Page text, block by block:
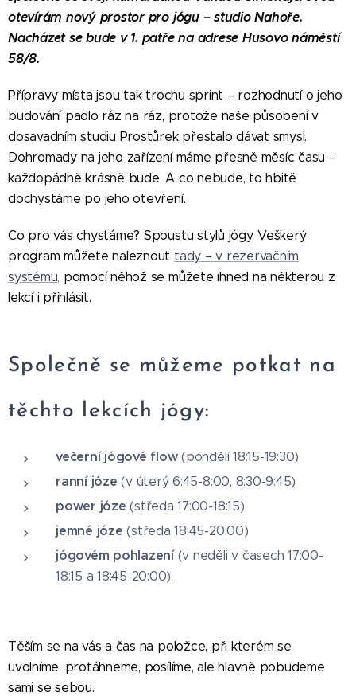
otevírám nový prostor pro jógu – studio Nahoře.
Nacházet se bude v 1. patře na adrese Husovo náměstí
58/8.
Přípravy místa jsou tak trochu sprint – rozhodnutí o jeho
budování padlo ráz na ráz, protože naše působení v
dosavadním studiu Prostůrek přestalo dávat smysl.
Dohromady na jeho zařízení máme přesně měsíc času –
každopádně krásně bude. A co nebude, to hbitě
dochystáme po jeho otevření.
Co pro vás chystáme? Spoustu stylů jógy. Veškerý
program můžete naleznout tady – v rezervačním
systému, pomocí něhož se můžete ihned na některou z
lekcí i přihlásit.
Společně se můžeme potkat na
těchto lekcích jógy:
večerní jógové flow(pondělí 18:15-19:30)
ranní józe (v úterý 6:45-8:00, 8:30-9:45)
power józe (středa 17:00-18:15)
jemné józe (středa 18:45-20:00)
jógovém pohlazení (v neděli v časech 17:00-
18:15 a 18:45-20:00).
Těším se na vás a čas na položce, při kterém se
uvolníme, protáhneme, posílíme, ale hlavně pobudeme
sami se sebou. 😊 🙏🏻